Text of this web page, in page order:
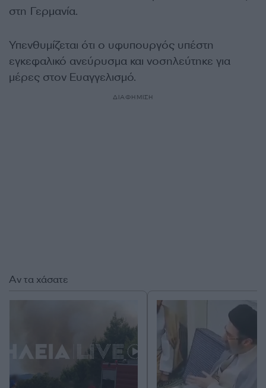
στη Γερμανία.
Υπενθυμίζεται ότι ο υφυπουργός υπέστη
εγκεφαλικό ανεύρυσμα και νοσηλεύτηκε για
μέρες στον Ευαγγελισμό.
ΔΙΑΦΗΜΙΣΗ
Αν τα χάσατε